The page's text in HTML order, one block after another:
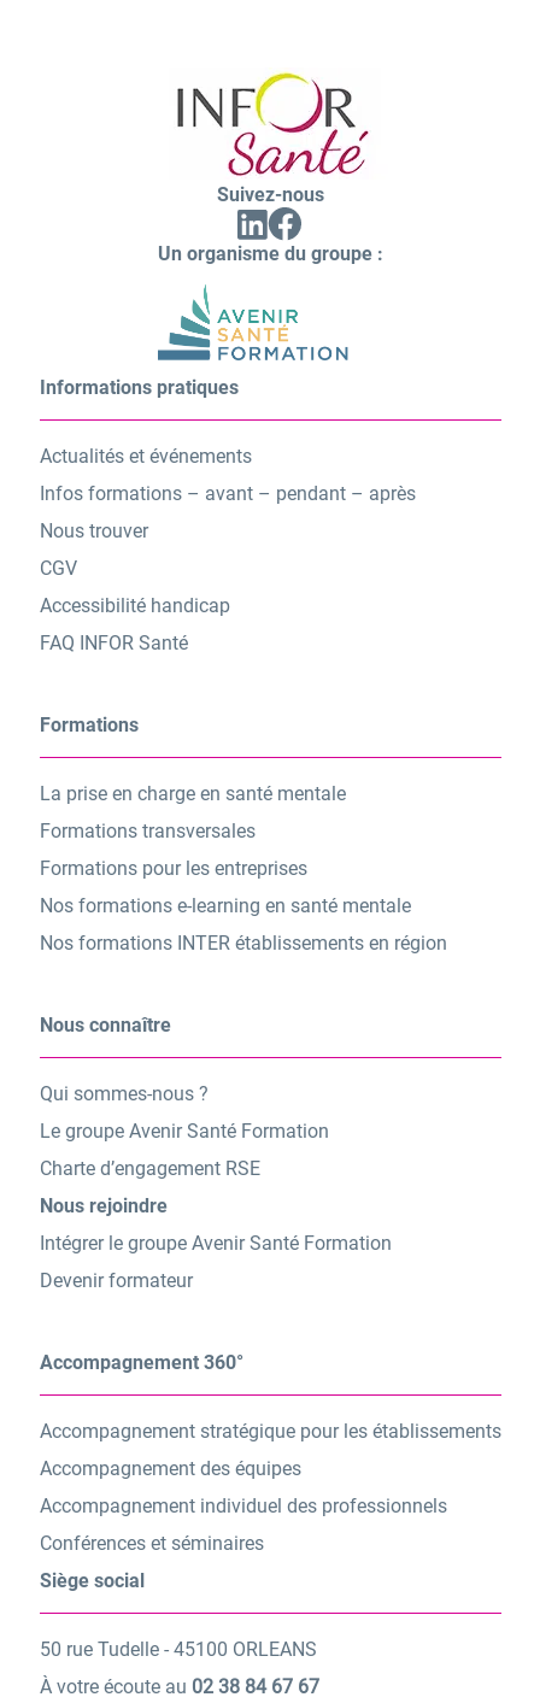
Suivez-nous
Linkedin
(ouvrir
vers
onglet)
vers
un
Un organisme du groupe :
Informations pratiques
Actualités et événements
Infos formations – avant – pendant – après
Nous trouver
CGV
Accessibilité handicap
FAQ INFOR Santé
Formations
La prise en charge en santé mentale
Formations transversales
Formations pour les entreprises
Nos formations e-learning en santé mentale
Nos formations INTER établissements en région
Nous connaître
Qui sommes-nous ?
Le groupe Avenir Santé Formation
Charte d’engagement RSE
Nous rejoindre
Intégrer le groupe Avenir Santé Formation
Devenir formateur
Accompagnement 360°
Accompagnement stratégique pour les établissements
Accompagnement des équipes
Accompagnement individuel des professionnels
Conférences et séminaires
Siège social
50 rue Tudelle - 45100 ORLEANS
À votre écoute au 02 38 84 67 67